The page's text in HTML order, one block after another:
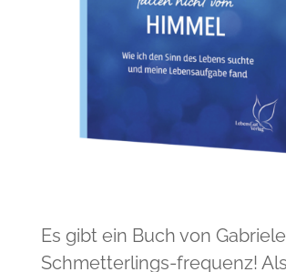
Es gibt ein Buch von
Schmetterlings-frequenz!